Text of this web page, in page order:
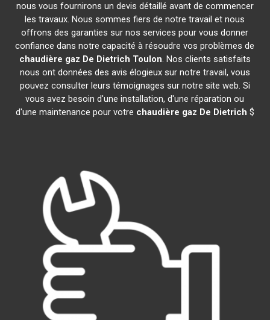
nous vous fournirons un devis détaillé avant de commencer
les travaux. Nous sommes fiers de notre travail et nous
offrons des garanties sur nos services pour vous donner
confiance dans notre capacité à résoudre vos problèmes de
chaudière gaz De Dietrich Toulon. Nos clients satisfaits
nous ont données des avis élogieux sur notre travail, vous
pouvez consulter leurs témoignages sur notre site web. Si
vous avez besoin d'une installation, d'une réparation ou
d'une maintenance pour votre chaudière gaz De Dietrich $